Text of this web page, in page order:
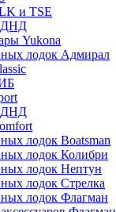
и TSE
Yukona
лодок Адмирал
лодок Boatsman
лодок Колибри
лодок Нептун
лодок Стрелка
лодок Флагман